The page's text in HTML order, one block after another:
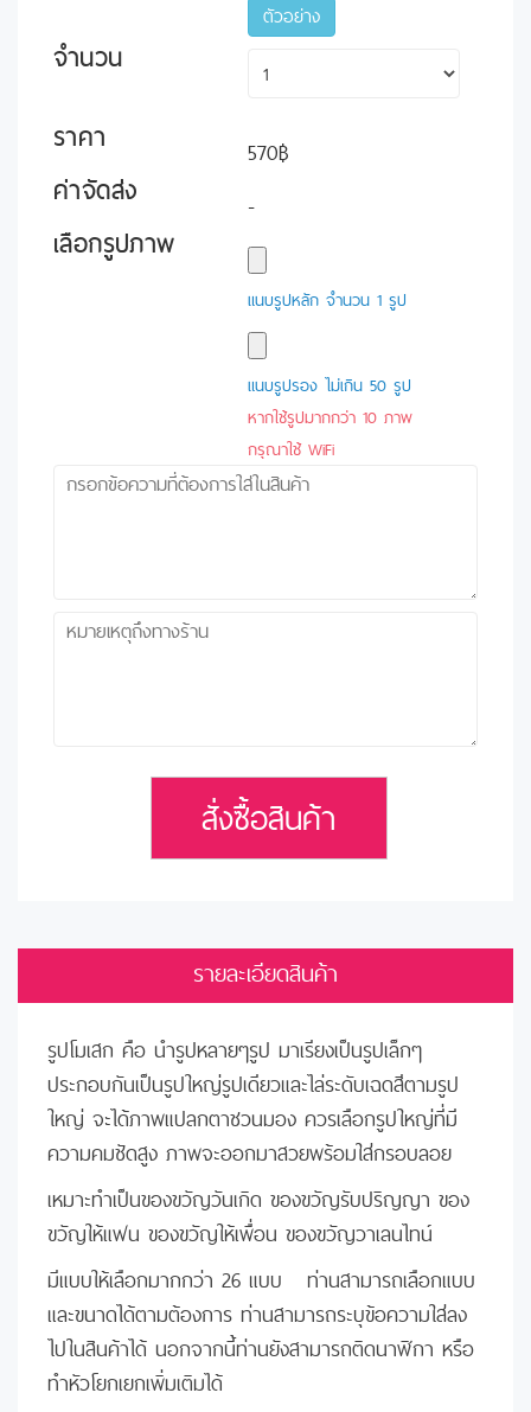
ตัวอย่าง
จำนวน
ราคา
570฿
ค่าจัดส่ง -
เลือกรูปภาพ
แนบรูปหลัก จำนวน 1 รูป
แนบรูปรอง ไม่เกิน 50 รูป
หากใช้รูปมากกว่า 10 ภาพ
กรุณาใช้ WiFi
สั่งซื้อสินค้า
รายละเอียดสินค้า
รูปโมเสก คือ นำรูปหลายๆรูป มาเรียงเป็นรูปเล็กๆ
ประกอบกันเป็นรูปใหญ่รูปเดียวและไล่ระดับเฉดสีตามรูป
ใหญ่ จะได้ภาพแปลกตาชวนมอง ควรเลือกรูปใหญ่ที่มี
ความคมชัดสูง ภาพจะออกมาสวยพร้อมใส่กรอบลอย
เหมาะทำเป็นของขวัญวันเกิด ของขวัญรับปริญญา ของ
ขวัญให้แฟน ของขวัญให้เพื่อน ของขวัญวาเลนไทน์
มีแบบให้เลือกมากกว่า 26 แบบ ท่านสามารถเลือกแบบ
และขนาดได้ตามต้องการ ท่านสามารถระบุข้อความใส่ลง
ไปในสินค้าได้ นอกจากนี้ท่านยังสามารถติดนาฬิกา หรือ
ทำหัวโยกเยกเพิ่มเติมได้